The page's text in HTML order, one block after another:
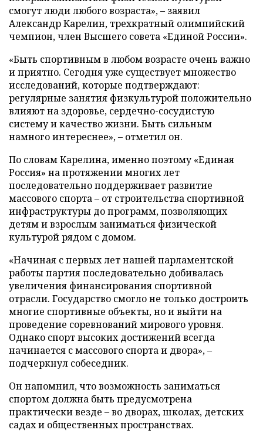
смогут люди любого возраста», – заявил
Александр Карелин, трехкратный олимпийский
чемпион, член Высшего совета «Единой России».
«Быть спортивным в любом возрасте очень важно
и приятно. Сегодня уже существует множество
исследований, которые подтверждают:
регулярные занятия физкультурой положительно
влияют на здоровье, сердечно-сосудистую
систему и качество жизни. Быть сильным
намного интереснее», – отметил он.
По словам Карелина, именно поэтому «Единая
Россия» на протяжении многих лет
последовательно поддерживает развитие
массового спорта – от строительства спортивной
инфраструктуры до программ, позволяющих
детям и взрослым заниматься физической
культурой рядом с домом.
«Начиная с первых лет нашей парламентской
работы партия последовательно добивалась
увеличения финансирования спортивной
отрасли. Государство смогло не только достроить
многие спортивные объекты, но и выйти на
проведение соревнований мирового уровня.
Однако спорт высоких достижений всегда
начинается с массового спорта и двора», –
подчеркнул собеседник.
Он напомнил, что возможность заниматься
спортом должна быть предусмотрена
практически везде – во дворах, школах, детских
садах и общественных пространствах.